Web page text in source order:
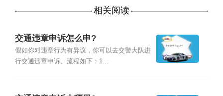
相关阅读
交通违章申诉怎么申?
假如你对违章行为有异议，你可以去交警大队进
行交通违章申诉。流程如下：1...